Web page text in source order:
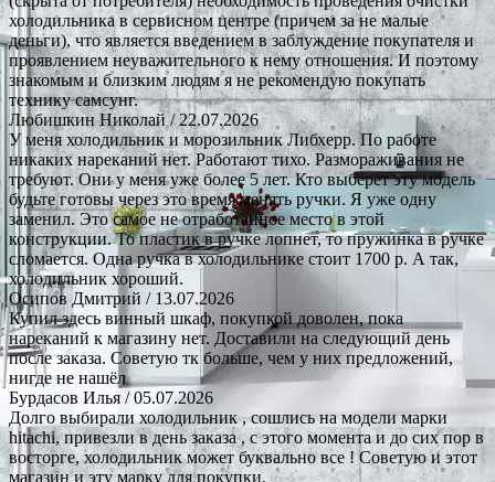
холодильника в сервисном центре (причем за не малые
деньги), что является введением в заблуждение покупателя и
проявлением неуважительного к нему отношения. И поэтому
знакомым и близким людям я не рекомендую покупать
технику самсунг.
Любишкин Николай/ 22.07.2026
У меня холодильник и морозильник Либхерр. По работе
никаких нареканий нет. Работают тихо. Размораживания не
требуют. Они у меня уже более 5 лет. Кто выберет эту модель
будьте готовы через это время менять ручки. Я уже одну
заменил. Это самое не отработанное место в этой
конструкции. То пластик в ручке лопнет, то пружинка в ручке
сломается. Одна ручка в холодильнике стоит 1700 р. А так,
холодильник хороший.
Осипов Дмитрий / 13.07.2026
Купил здесь винный шкаф, покупкой доволен, пока
нареканий к магазину нет. Доставили на следующий день
после заказа. Советую тк больше, чем у них предложений,
нигде не нашёл
Бурдасов Илья / 05.07.2026
Долго выбирали холодильник , сошлись на модели марки
hitachi, привезли в день заказа , с этого момента и до сих пор в
восторге, холодильник может буквально все ! Советую и этот
магазин и эту марку для покупки.